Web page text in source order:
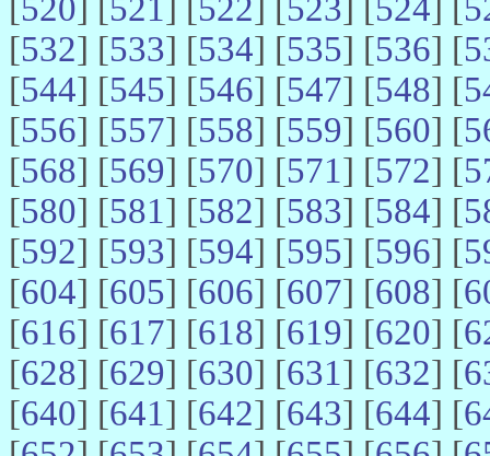
[520] [521] [522] [523] [524] [
[532] [533] [534] [535] [536] [
[544] [545] [546] [547] [548] [
[556] [557] [558] [559] [560] [
[568] [569] [570] [571] [572] [
[580] [581] [582] [583] [584] [
[592] [593] [594] [595] [596] [
[604] [605] [606] [607] [608] [
[616] [617] [618] [619] [620] [
[628] [629] [630] [631] [632] [
[640] [641] [642] [643] [644] [